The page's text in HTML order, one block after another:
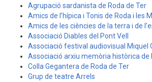
Agrupació sardanista de Roda de Ter
Amics de l’hípica i Tonis de Roda i les
Amics de les ciències de la terra i de
Associació Diables del Pont Vell
Associació festival audiovisual Miquel
Associació arxiu memòria històrica de
Colla Gegantera de Roda de Ter
Grup de teatre Arrels